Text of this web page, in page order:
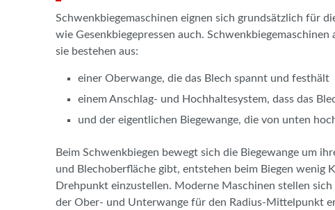
Schwenkbiegemaschinen eignen sich grundsätzlich für
wie Gesenkbiegepressen auch. Schwenkbiegemaschinen
sie bestehen aus:
einer Oberwange, die das Blech spannt und festhält
einem Anschlag- und Hochhaltesystem, dass das
und der eigentlichen Biegewange, die von unten
Beim Schwenkbiegen bewegt sich die Biegewange um
und Blechoberfläche gibt, entstehen beim Biegen wenig
Drehpunkt einzustellen. Moderne Maschinen stellen
der Ober- und Unterwange für den Radius-Mittelpunkt